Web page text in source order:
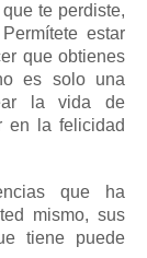
te perdiste,
Permítete estar
que obtienes
es solo una
la vida de
en la felicidad
que ha
mismo, sus
tiene puede